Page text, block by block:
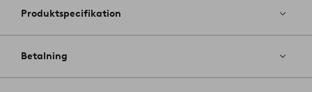
Produktspecifikation
Betalning